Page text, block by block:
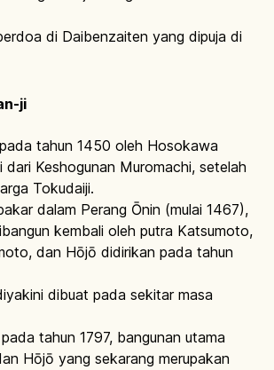
di Daibenzaiten yang dipuja di
ji
tahun 1450 oleh Hosokawa
dari Keshogunan Muromachi, setelah
Tokudaiji.
dalam Perang Ōnin (mulai 1467),
kembali oleh putra Katsumoto,
dan Hōjō didirikan pada tahun
dibuat pada sekitar masa
tahun 1797, bangunan utama
Hōjō yang sekarang merupakan